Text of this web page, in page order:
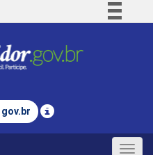
Comunica BR
Legislação
gov.br
Toggle